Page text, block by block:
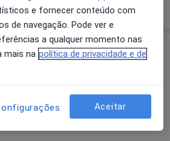
mais detalhes
sobre a experiência
sobre serviços e preços
ainda não adicionou nenhuma
sobre serviços
e fornecer conteúdo com
de navegação. Pode ver e
a qualquer momento nas
mais na política de privacidade e de
Aceitar